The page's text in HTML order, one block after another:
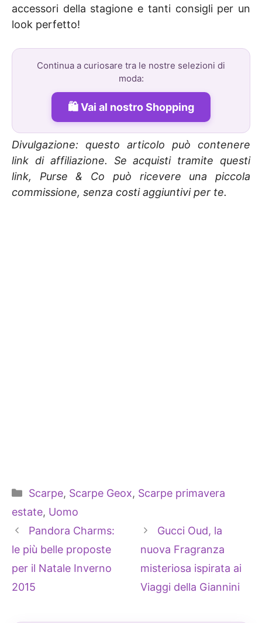
accessori della stagione e tanti consigli per un
look perfetto!
Continua a curiosare tra le nostre selezioni di
moda:
Vai al nostro Shopping
Divulgazione: questo articolo può contenere
link di affiliazione. Se acquisti tramite questi
link, Purse & Co può ricevere una piccola
commissione, senza costi aggiuntivi per te.
Categorie
Scarpe, Scarpe Geox, Scarpe primavera
estate, Uomo
Pandora Charms:
le più belle proposte
per il Natale Inverno
2015
Gucci Oud, la
nuova Fragranza
misteriosa ispirata ai
Viaggi della Giannini